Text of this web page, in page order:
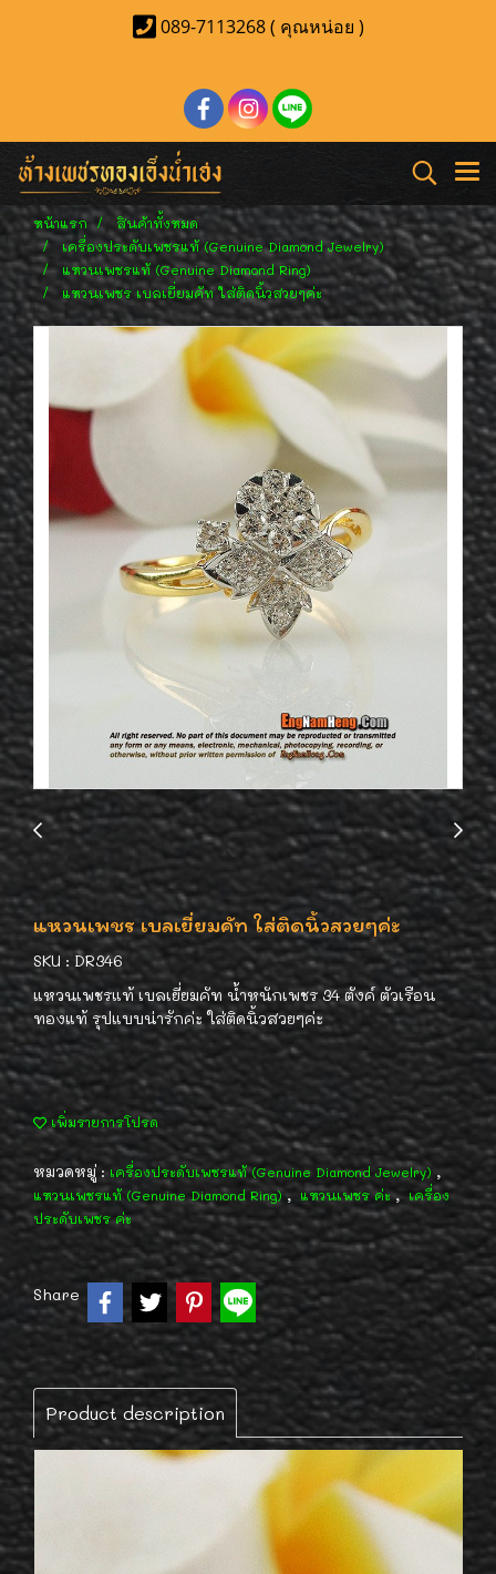
089-7113268 ( คุณหน่อย )
หน้าแรก
สินค้าทั้งหมด
เครื่องประดับเพชรแท้ (Genuine Diamond Jewelry)
แหวนเพชรแท้ (Genuine Diamond Ring)
แหวนเพชร เบลเยี่ยมคัท ใส่ติดนิ้วสวยๆค่ะ
แหวนเพชร เบลเยี่ยมคัท ใส่ติดนิ้วสวยๆค่ะ
SKU : DR346
แหวนเพชรแท้ เบลเยี่ยมคัท น้ำหนักเพชร 34 ตังค์ ตัวเรือน
ทองแท้ รุปแบบน่ารักค่ะ ใส่ติดนิ้วสวยๆค่ะ
เพิ่มรายการโปรด
หมวดหมู่ :เครื่องประดับเพชรแท้ (Genuine Diamond Jewelry) ,
แหวนเพชรแท้ (Genuine Diamond Ring) , แหวนเพชร ค่ะ, เครื่อง
ประดับเพชร ค่ะ
Share
Product description